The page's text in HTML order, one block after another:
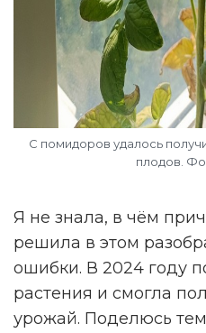
С помидоров удалось
плодов.
Я не знала, в чём
решила в этом
ошибки. В 2024 году
растения и смогла
урожай. Поделюсь